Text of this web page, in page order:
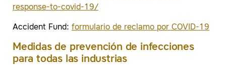
response-to-covid-19/
Accident Fund: formulario de reclamo por COVID-19
Medidas de prevención de infecciones
para todas las industrias